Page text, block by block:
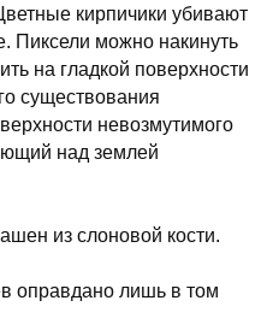
кирпичики убивают
. Пиксели можно накинуть
на гладкой поверхности
существования
невозмутимого
над землей
из слоновой кости.
оправдано лишь в том